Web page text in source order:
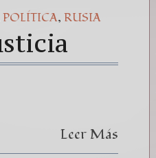
POLÍTICA, RUSIA
Leer Más